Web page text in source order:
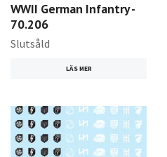
WWII German Infantry -
70.206
Slutsåld
LÄS MER